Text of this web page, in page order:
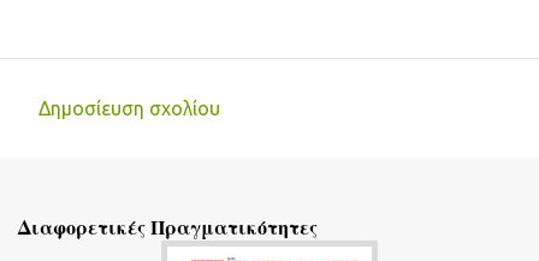
λ
Δημοσίευση σχολίου
Διαφορετικές Πραγματικότητες